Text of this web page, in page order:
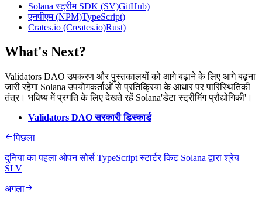
Solana स्ट्रीम SDK (SV)GitHub)
एनपीएम (NPM)TypeScript)
Crates.io (Creates.io)Rust)
What's Next?
Validators DAO उपकरण और पुस्तकालयों को आगे बढ़ाने के लिए आगे बढ़ना
जारी रहेगा Solana उपयोगकर्ताओं से प्रतिक्रिया के आधार पर पारिस्थितिकी
तंत्र। भविष्य में प्रगति के लिए देखते रहें Solana'डेटा स्ट्रीमिंग प्रौद्योगिकी'।
Validators DAO सरकारी डिस्कार्ड
पिछला
दुनिया का पहला ओपन सोर्स TypeScript स्टार्टर किट Solana द्वारा श्रेय
SLV
अगला